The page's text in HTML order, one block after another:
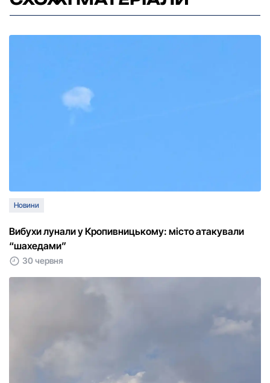
Новини
Вибухи лунали у Кропивницькому: місто атакували
“шахедами”
30 червня